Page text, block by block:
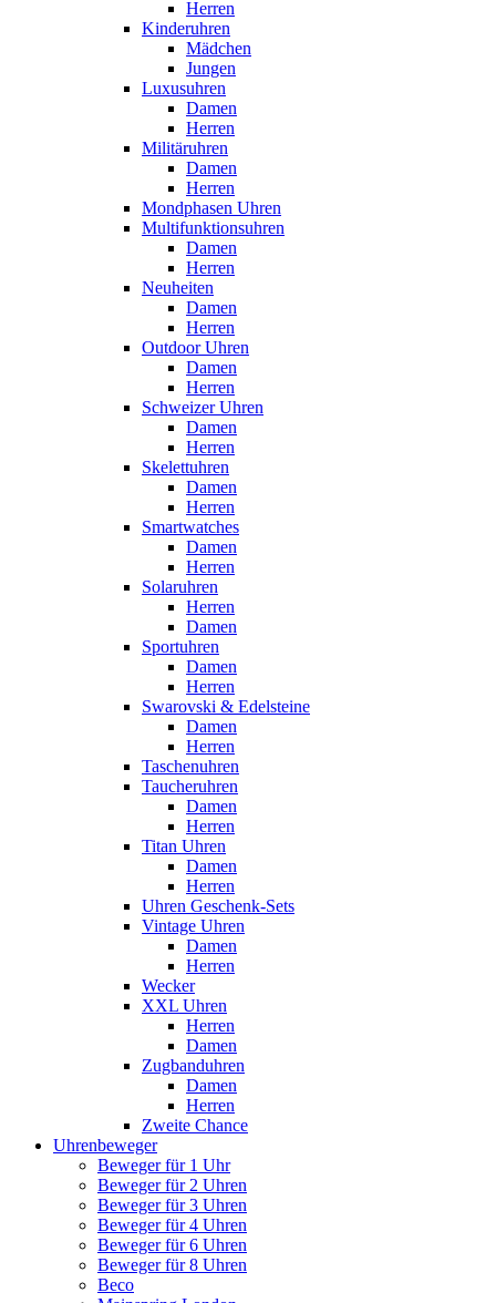
Herren
Kinderuhren
Mädchen
Jungen
Luxusuhren
Damen
Herren
Militäruhren
Damen
Herren
Mondphasen Uhren
Multifunktionsuhren
Damen
Herren
Neuheiten
Damen
Herren
Outdoor Uhren
Damen
Herren
Schweizer Uhren
Damen
Herren
Skelettuhren
Damen
Herren
Smartwatches
Damen
Herren
Solaruhren
Herren
Damen
Sportuhren
Damen
Herren
Swarovski & Edelsteine
Damen
Herren
Taschenuhren
Taucheruhren
Damen
Herren
Titan Uhren
Damen
Herren
Uhren Geschenk-Sets
Vintage Uhren
Damen
Herren
Wecker
XXL Uhren
Herren
Damen
Zugbanduhren
Damen
Herren
Zweite Chance
Uhrenbeweger
Beweger für 1 Uhr
Beweger für 2 Uhren
Beweger für 3 Uhren
Beweger für 4 Uhren
Beweger für 6 Uhren
Beweger für 8 Uhren
Beco